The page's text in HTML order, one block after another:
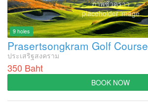
ภาพชั่วคราว
placeholder image
9 holes
Prasertsongkram Golf Course
ประเสริฐสงคราม
350 Baht
BOOK NOW